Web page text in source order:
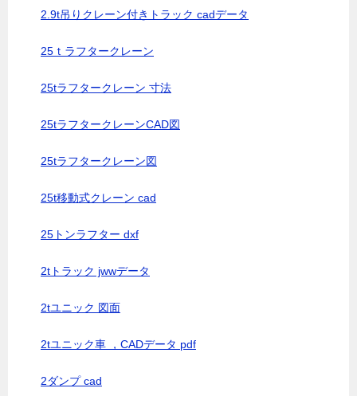
2.9t吊りクレーン付きトラック cadデータ
25ｔラフタークレーン
25tラフタークレーン 寸法
25tラフタークレーンCAD図
25tラフタークレーン図
25t移動式クレーン cad
25トンラフター dxf
2tトラック jwwデータ
2tユニック 図面
2tユニック車 ，CADデータ pdf
2ダンプ cad